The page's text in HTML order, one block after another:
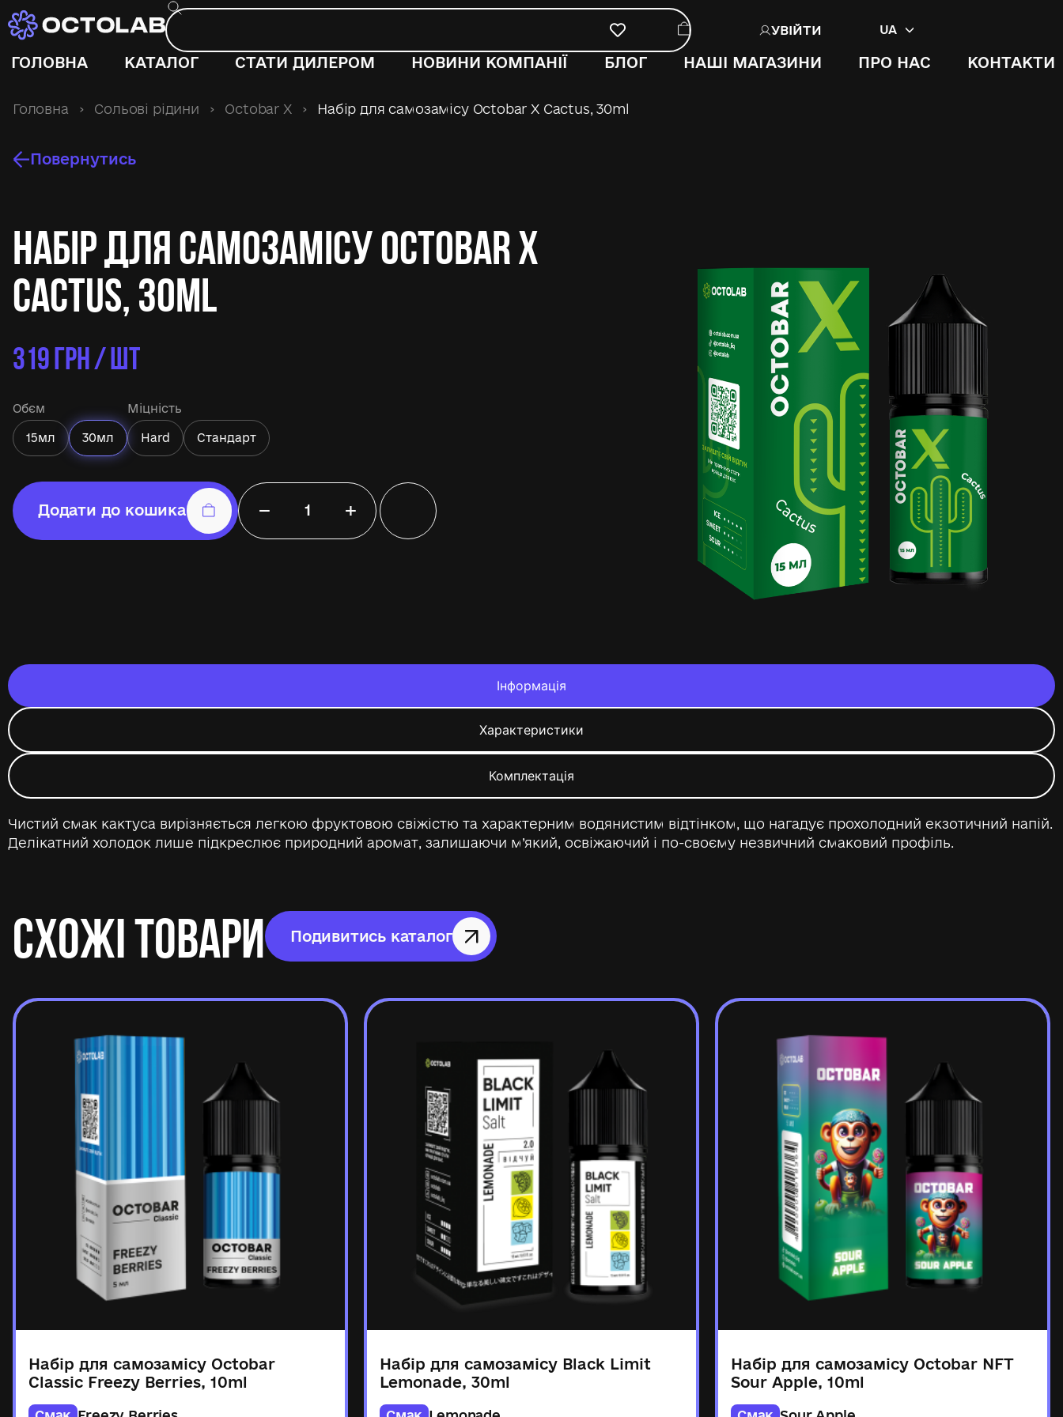
УВІЙТИ UA
ГОЛОВНА КАТАЛОГ СТАТИ ДИЛЕРОМ НОВИНИ КОМПАНІЇ БЛОГ НАШІ МАГАЗИНИ ПРО НАС КОНТАКТИ
Головна › Сольові рідини › Octobar X › Набір для самозамісу Octobar X Cactus, 30ml
Повернутись
Набір для самозамісу Octobar X
Cactus, 30ml
319ГРН / ШТ
Обєм
15мл 30мл
Міцність
Hard Стандарт
− +
Додати до кошика
Інформація
Характеристики
Комплектація
Чистий смак кактуса вирізняється легкою фруктовою свіжістю та характерним водянистим відтінком, що нагадує прохолодний екзотичний напій.
Делікатний холодок лише підкреслює природний аромат, залишаючи м’який, освіжаючий і по-своєму незвичний смаковий профіль.
СХОЖІ ТОВАРИ Подивитись каталог
Набір для самозамісу Octobar
Classic Freezy Berries, 10ml
Набір для самозамісу Black Limit
Lemonade, 30ml
Набір для самозамісу Octobar NFT
Sour Apple, 10ml